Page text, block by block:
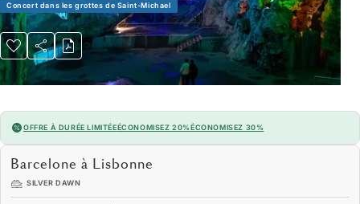
Concert dans les grottes de Saint-Michael
OFFRE À DURÉE LIMITÉEÉCONOMISEZ 20%ÉCONOMISEZ 30%
Barcelone à Lisbonne
SILVER DAWN